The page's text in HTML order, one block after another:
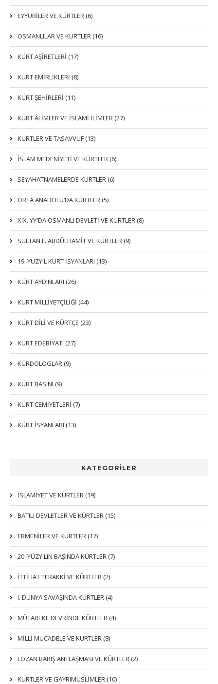
KATEGORİLER
İSLAMIYET VE KÜRTLER (19)
BATILI DEVLETLER VE KÜRTLER (15)
ERMENİLER VE KÜRTLER (17)
20. YÜZYILIN BAŞINDA KÜRTLER (7)
İTTIHAT TERAKKI VE KÜRTLER (2)
I. DÜNYA SAVAŞINDA KÜRTLER (4)
MÜTAREKE DEVRİNDE KÜRTLER (4)
MİLLİ MÜCADELE VE KÜRTLER (8)
LOZAN BARIŞ ANTLAŞMASI VE KÜRTLER (2)
KÜRTLER VE GAYRIMÜSLIMLER (10)
EYYUBİLER VE KÜRTLER (6)
OSMANLILAR VE KÜRTLER (16)
KÜRT AŞİRETLERİ (17)
KÜRT EMİRLİKLERİ (8)
KÜRT ŞEHİRLERİ (11)
KÜRT ÂLİMLER VE İSLAMİ İLİMLER (27)
KÜRTLER VE TASAVVUF (13)
İSLAM MEDENİYETİ VE KÜRTLER (6)
SEYAHATNAMELERDE KÜRTLER (6)
ORTA ANADOLU’DA KÜRTLER (5)
XIX. YY'DA OSMANLI DEVLETI VE KÜRTLER (8)
SULTAN II. ABDÜLHAMİT VE KÜRTLER (9)
19. YÜZYIL KÜRT İSYANLARI (13)
KÜRT AYDINLARI (26)
KÜRT MİLLİYETÇİLİĞİ (44)
KÜRT DİLİ VE KÜRTÇE (23)
KÜRT EDEBİYATI (27)
KÜRDOLOGLAR (9)
KÜRT BASINI (9)
KÜRT CEMİYETLERİ (7)
KÜRT İSYANLARI (13)